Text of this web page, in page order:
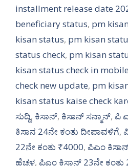
installment release date
beneficiary status, pm
kisan status, pm kisan
status check, pm kisan
kisan status check in mobile
check new update, pm
kisan status kaise check
ಸುದ್ದಿ, ಕಿಸಾನ್, ಕಿಸಾನ್ ಸನ್ಮಾನ್, ಪಿ
ಕಿಸಾನ 24ನೇ ಕಂತು ದೀಪಾವಳಿಗೆ,
22ನೇ ಕಂತು ₹4000, ಪಿಎಂ
ಹೆಚ್ಚಳ, ಪಿಎಂ ಕಿಸಾನ್ 23ನೇ ಕಂತು